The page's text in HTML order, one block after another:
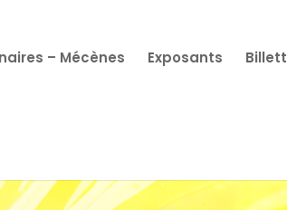
– Mécènes Exposants